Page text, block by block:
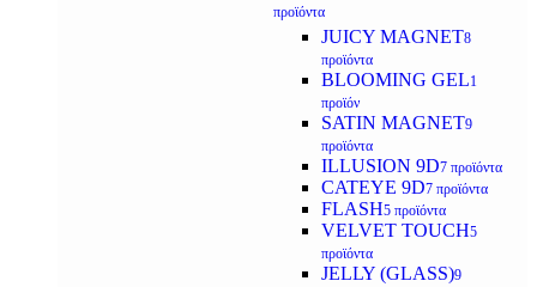
προϊόντα
JUICY MAGNET8
προϊόντα
BLOOMING GEL1
προϊόν
SATIN MAGNET9
προϊόντα
ILLUSION 9D7 προϊόντα
CATEYE 9D7 προϊόντα
FLASH5 προϊόντα
VELVET TOUCH5
προϊόντα
JELLY (GLASS)9